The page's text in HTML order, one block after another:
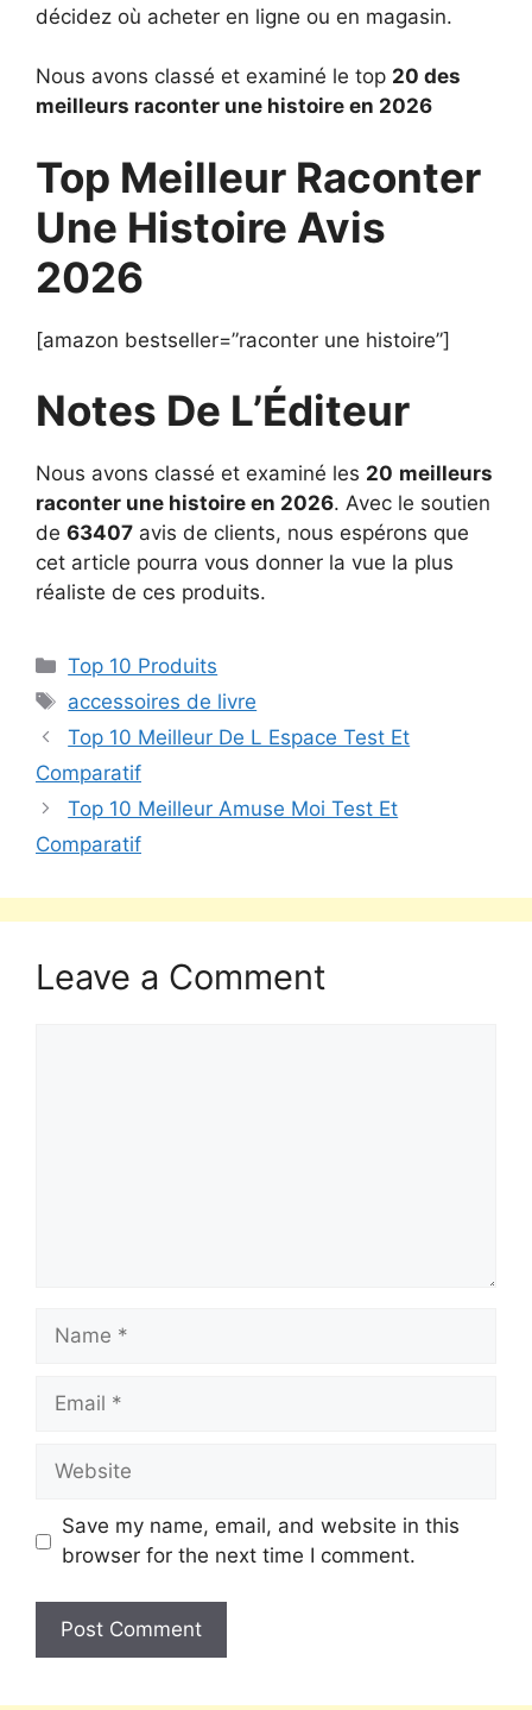
décidez où acheter en ligne ou en magasin.
Nous avons classé et examiné le top 20 des
meilleurs raconter une histoire en 2026
Top Meilleur Raconter
Une Histoire Avis
2026
[amazon bestseller=”raconter une histoire”]
Notes De L’Éditeur
Nous avons classé et examiné les 20 meilleurs
raconter une histoire en 2026. Avec le soutien
de 63407 avis de clients, nous espérons que
cet article pourra vous donner la vue la plus
réaliste de ces produits.
Top 10 Produits
accessoires de livre
Top 10 Meilleur De L Espace Test Et
Comparatif
Top 10 Meilleur Amuse Moi Test Et
Comparatif
Leave a Comment
Save my name, email, and website in this
browser for the next time I comment.